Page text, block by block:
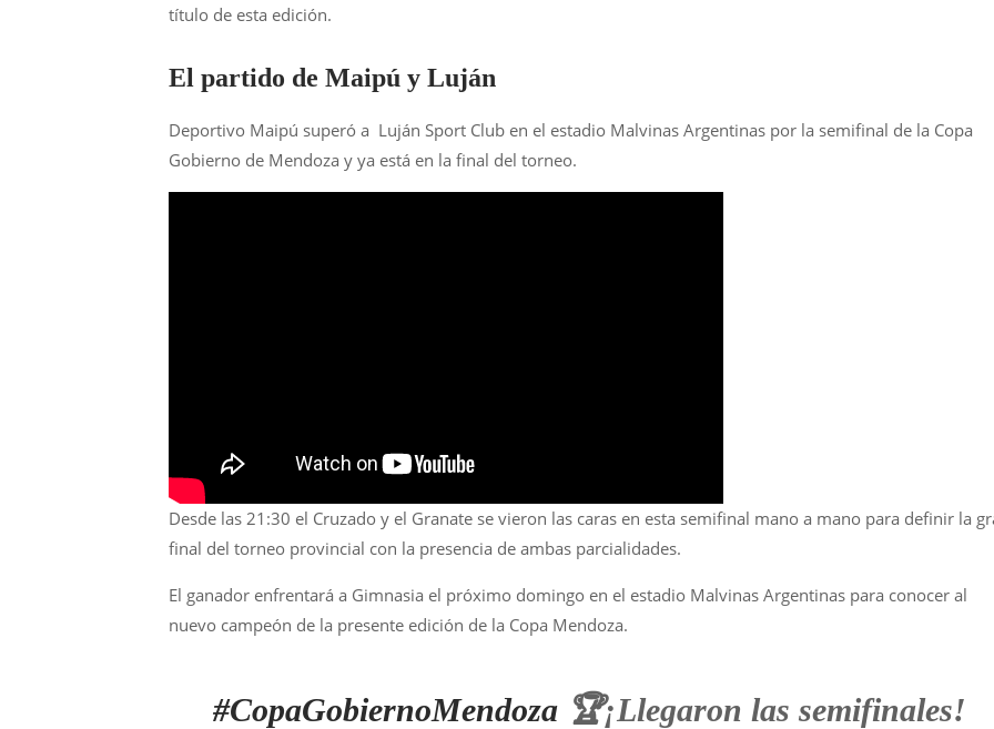
título de esta edición.
El partido de Maipú y Luján
Deportivo Maipú superó a Luján Sport Club en el estadio Malvinas Argentinas por la semifinal de la Copa
Gobierno de Mendoza y ya está en la final del torneo.
Desde las 21:30 el Cruzado y el Granate se vieron las caras en esta semifinal mano a mano para definir la
final del torneo provincial con la presencia de ambas parcialidades.
El ganador enfrentará a Gimnasia el próximo domingo en el estadio Malvinas Argentinas para conocer al
nuevo campeón de la presente edición de la Copa Mendoza.
#CopaGobiernoMendoza 🏆¡Llegaron las semifinales!